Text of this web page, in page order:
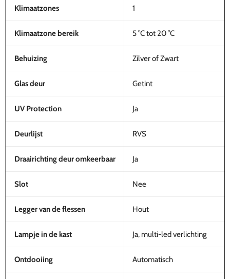
Klimaatzones 1
Klimaatzone bereik 5 °C tot 20 °C
Behuizing Zilver of Zwart
Glas deur Getint
UV Protection Ja
Deurlijst RVS
Draairichting deur omkeerbaar Ja
Slot Nee
Legger van de flessen Hout
Lampje in de kast Ja, multi-led verlichting
Ontdooiing Automatisch